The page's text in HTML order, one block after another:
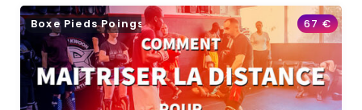
Boxe Pieds Poings 67€